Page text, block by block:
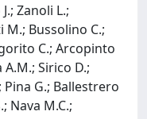
Zanoli L.;
M.; Bussolino C.;
C.; Arcopinto
Sirico D.;
Pina G.; Ballestrero
Nava M.C.;